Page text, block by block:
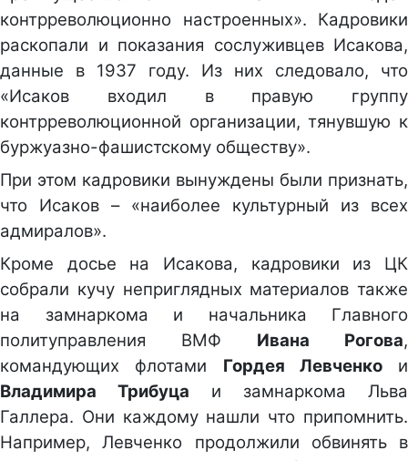
контрреволюционно настроенных». Кадровики
раскопали и показания сослуживцев Исакова,
данные в 1937 году. Из них следовало, что
«Исаков входил в правую группу
контрреволюционной организации, тянувшую к
буржуазно-фашистскому обществу».
При этом кадровики вынуждены были признать,
что Исаков – «наиболее культурный из всех
адмиралов».
Кроме досье на Исакова, кадровики из ЦК
собрали кучу неприглядных материалов также
на замнаркома и начальника Главного
политуправления ВМФ Ивана Рогова,
командующих флотами Гордея Левченкои
Владимира Трибуца и замнаркома Льва
Галлера. Они каждому нашли что припомнить.
Например, Левченко продолжили обвинять в